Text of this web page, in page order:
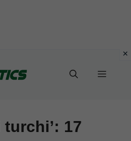
Menu
turchi’: 17